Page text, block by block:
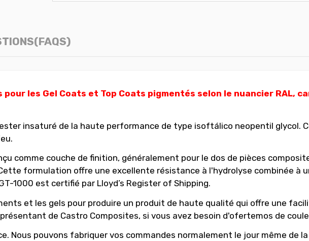
les Gel Coats et Top Coats pigmentés selon le nuancier RAL,
insaturé de la haute performance de type isoftálico neopentil glycol.
comme couche de finition, généralement pour le dos de pièces
formulation offre une excellente résistance à l'hydrolyse combinée à
1000 est certifié par Lloyd’s Register of Shipping.
et les gels pour produire un produit de haute qualité qui offre une
de Castro Composites, si vous avez besoin d'ofertemos de
Nous pouvons fabriquer vos commandes normalement le jour même de